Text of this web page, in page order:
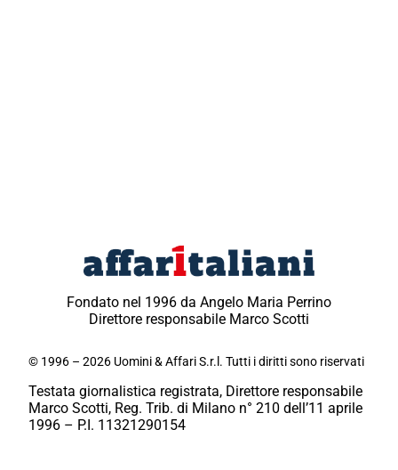
Fondato nel 1996 da Angelo Maria Perrino
Direttore responsabile Marco Scotti
© 1996 – 2026 Uomini & Affari S.r.l. Tutti i diritti sono riservati
Testata giornalistica registrata, Direttore responsabile
Marco Scotti, Reg. Trib. di Milano n° 210 dell’11 aprile
1996 – P.I. 11321290154